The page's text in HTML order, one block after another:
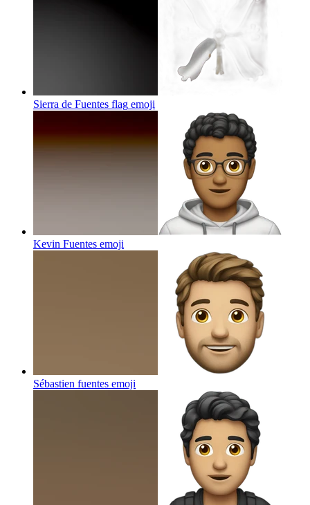
Sierra de Fuentes flag emoji
Kevin Fuentes emoji
Sébastien fuentes emoji